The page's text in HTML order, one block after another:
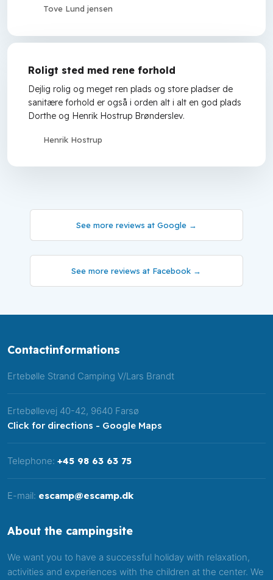
Tove Lund jensen
Roligt sted med rene forhold
Dejlig rolig og meget ren plads og store pladser de
sanitære forhold er også i orden alt i alt en god plads
Dorthe og Henrik Hostrup Brønderslev.
Henrik Hostrup
See more reviews at Google →
See more reviews at Facebook​ →
Contactinformations
​Ertebølle Strand Camping V/Lars Brandt​
Ertebøllevej 40-42, 9640 Farsø
Click for directions - Google Maps
Telephone: +45 98 63 63 75
E-mail: escamp@escamp.dk
About the campingsite
We want you to have a successful holiday with relaxation,
activities and experiences with the children at the center. We